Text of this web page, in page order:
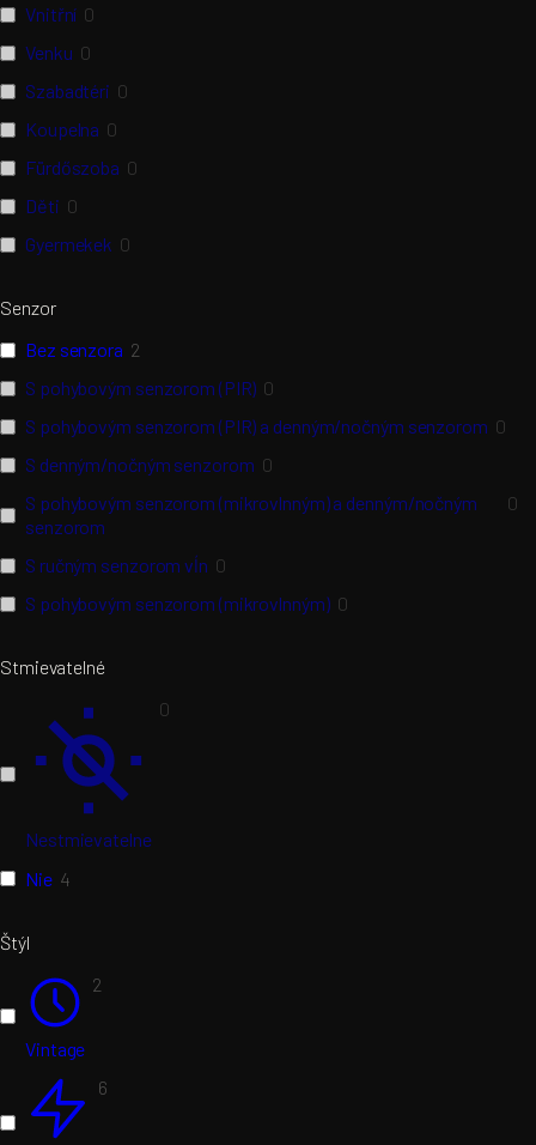
Vnitřní 0
Venku 0
Szabadtéri 0
Koupelna 0
Fürdőszoba 0
Děti 0
Gyermekek 0
Senzor
Bez senzora 2
S pohybovým senzorom (PIR) 0
S pohybovým senzorom (PIR) a denným/nočným senzorom 0
S denným/nočným senzorom 0
S pohybovým senzorom (mikrovlnným) a denným/nočným
senzorom
0
S ručným senzorom vĺn 0
S pohybovým senzorom (mikrovlnným) 0
Stmievatelné
Nestmievatelne
0
Nie 4
Štýl
Vintage
2
6